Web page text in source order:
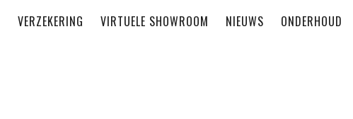
VERZEKERING VIRTUELE SHOWROOM NIEUWS ONDERHOUD